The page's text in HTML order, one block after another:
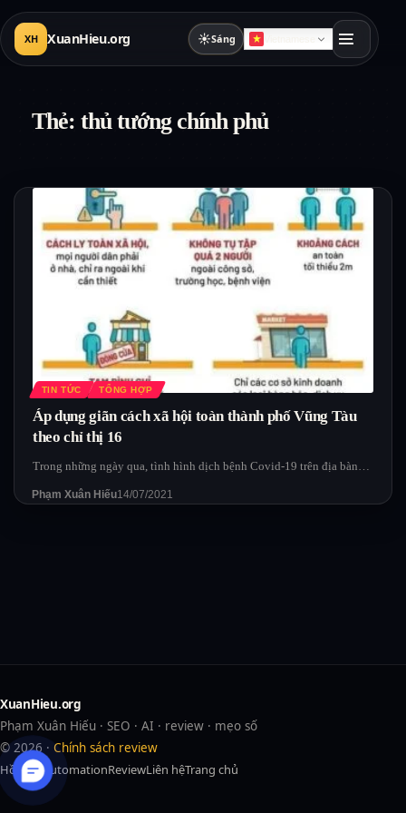
XH XuanHieu.org ☀Sáng
Thẻ: thủ tướng chính phủ
TIN TỨC TỔNG HỢP
Áp dụng giãn cách xã hội toàn thành phố Vũng Tàu
theo chỉ thị 16
Trong những ngày qua, tình hình dịch bệnh Covid-19 trên địa bàn…
Phạm Xuân Hiếu14/07/2021
XuanHieu.org
Phạm Xuân Hiếu · SEO · AI · review · mẹo số
© 2026 · Chính sách review
Hồ sơAIAutomationReviewLiên hệTrang chủ